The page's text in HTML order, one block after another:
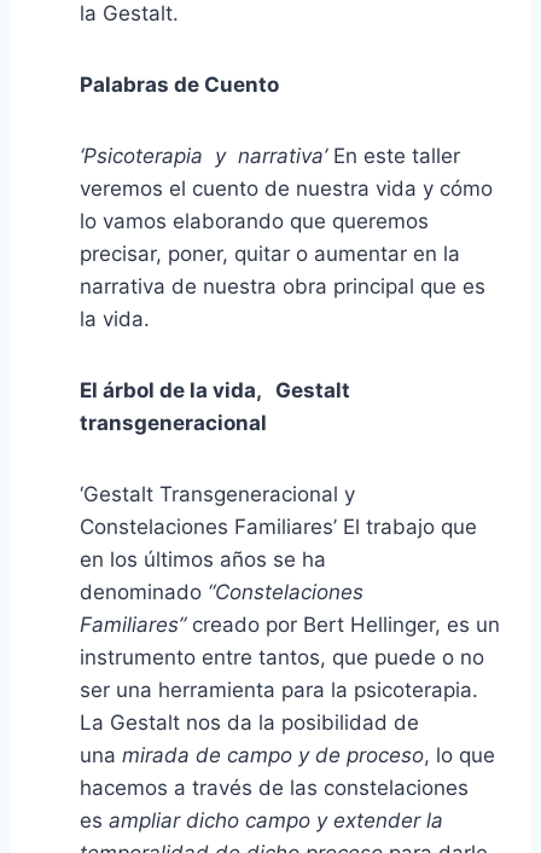
la Gestalt.
Palabras de Cuento
‘Psicoterapia y narrativa’ En este taller
veremos el cuento de nuestra vida y cómo
lo vamos elaborando que queremos
precisar, poner, quitar o aumentar en la
narrativa de nuestra obra principal que es
la vida.
El árbol de la vida, Gestalt
transgeneracional
‘Gestalt Transgeneracional y
Constelaciones Familiares’ El trabajo que
en los últimos años se ha
denominado “Constelaciones
Familiares”creado por Bert Hellinger, es un
instrumento entre tantos, que puede o no
ser una herramienta para la psicoterapia.
La Gestalt nos da la posibilidad de
una mirada de campo y de proceso, lo que
hacemos a través de las constelaciones
es ampliar dicho campo y extender la